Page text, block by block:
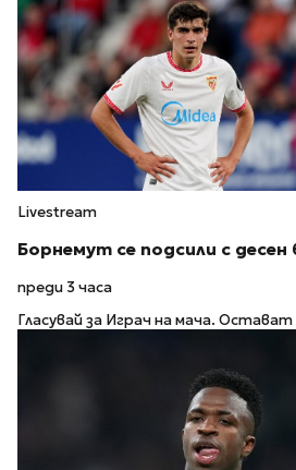
Livestream
Борнемут се подсили с десен
преди 3 часа
Гласувай за Играч на мача.